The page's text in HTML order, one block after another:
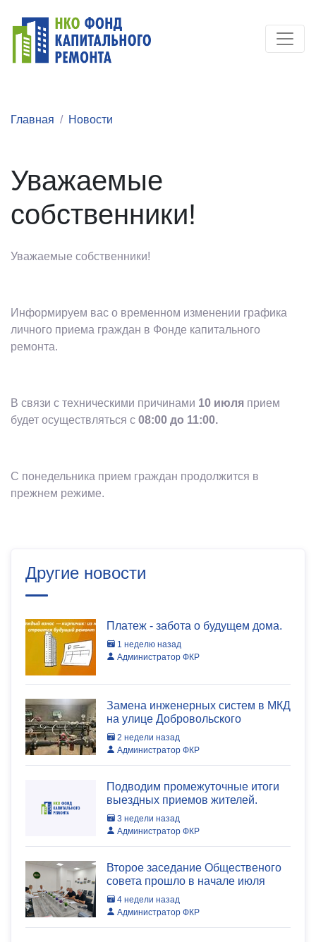
Главная Новости
Уважаемые
собственники!
Уважаемые собственники!
Информируем вас о временном изменении графика
личного приема граждан в Фонде капитального
ремонта.
В связи с техническими причинами 10 июля прием
будет осуществляться с 08:00 до 11:00.
С понедельника прием граждан продолжится в
прежнем режиме.
Другие новости
Платеж - забота о будущем дома.
1 неделю назад
Администратор ФКР
Замена инженерных систем в МКД
на улице Добровольского
2 недели назад
Администратор ФКР
Подводим промежуточные итоги
выездных приемов жителей.
3 недели назад
Администратор ФКР
Второе заседание Общественого
совета прошло в начале июля
4 недели назад
Администратор ФКР